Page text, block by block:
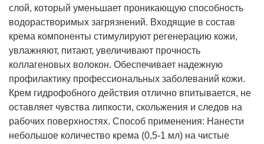
слой, который уменьшает проникающую способность
водорастворимых загрязнений. Входящие в состав
крема компоненты стимулируют регенерацию кожи,
увлажняют, питают, увеличивают прочность
коллагеновых волокон. Обеспечивает надежную
профилактику профессиональных заболеваний кожи.
Крем гидрофобного действия отлично впитывается, не
оставляет чувства липкости, скольжения и следов на
рабочих поверхностях. Способ применения: Нанести
небольшое количество крема (0,5-1 мл) на чистые